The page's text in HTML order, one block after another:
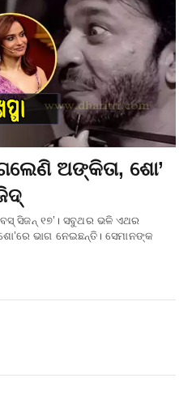
ଅଙ୍କିତା, ଶୋ’
ସିଜନ୍‌ ୧୭’। ସବୁଥର ଭଳି ଏଥର
ଭାଗ ନେଇଛନ୍ତି। ସେମାନଙ୍କ